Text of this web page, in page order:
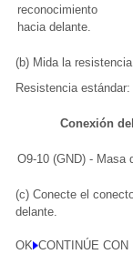
reconocimiento
hacia delante.
(b) Mida la
Resistencia estándar:
Conexión
O9-10 (GND) - Masa
(c) Conecte el
delante.
OK CONTINÚE